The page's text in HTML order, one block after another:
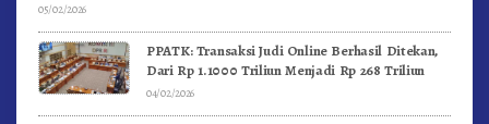
05/02/2026
PPATK: Transaksi Judi Online Berhasil Ditekan,
Dari Rp 1.1000 Triliun Menjadi Rp 268 Triliun
04/02/2026